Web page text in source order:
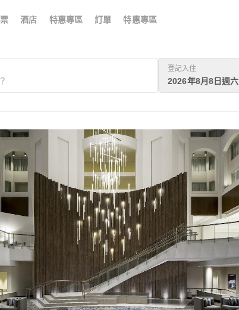
酒店 特惠專區 訂單 特惠專區
登記入住
2026年8月8日週六